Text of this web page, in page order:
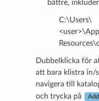
bättre,
C:\Users\
Dubbelklicka för
att bara klistra in/
navigera till
och trycka på
Add